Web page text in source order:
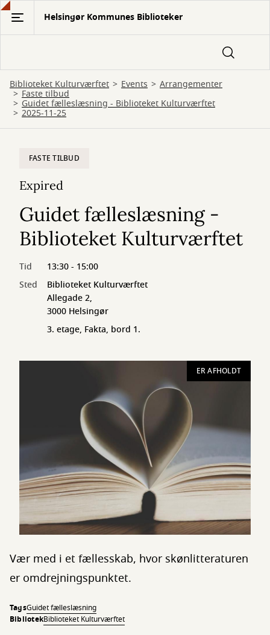
Gå
hovedindhold
Helsingør Kommunes Biblioteker
Biblioteket Kulturværftet Events Arrangementer
Faste tilbud
Guidet fælleslæsning - Biblioteket Kulturværftet
2025-11-25
ER AFHOLDT
FASTE TILBUD
Expired
Guidet fælleslæsning -
Biblioteket Kulturværftet
Tid
13:30 - 15:00
Sted
Biblioteket Kulturværftet
Allegade 2,
3000 Helsingør
3. etage, Fakta, bord 1.
Vær med i et fællesskab, hvor skønlitteraturen
er omdrejningspunktet.
TagsGuidet fælleslæsning
BibliotekBiblioteket Kulturværftet